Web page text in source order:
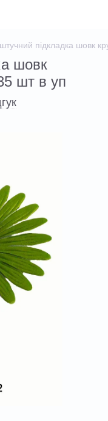
підкладка шовк
шовк
шт в уп